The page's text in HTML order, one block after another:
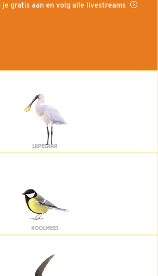
je gratis aan en volg alle livestreams
LEPELAAR
KOOLMEES